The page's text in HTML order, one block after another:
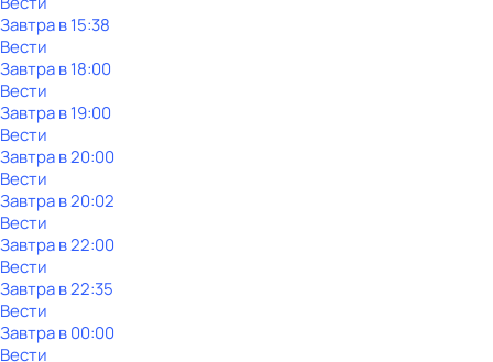
Завтра в 15:38
Вести
Завтра в 18:00
Вести
Завтра в 19:00
Вести
Завтра в 20:00
Вести
Завтра в 20:02
Вести
Завтра в 22:00
Вести
Завтра в 22:35
Вести
Завтра в 00:00
Вести